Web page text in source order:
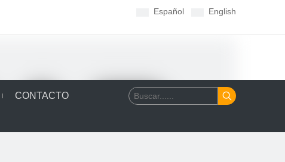
Español English
CONTACTO